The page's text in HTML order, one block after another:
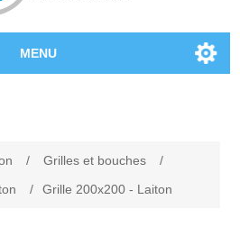
MENU
/ Grilles et bouches
/
/ Grille 200x200 - Laiton